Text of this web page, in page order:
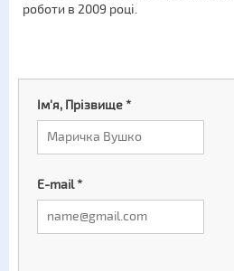
роботи в 2009 році.
Ім'я, Прізвище*
E-mail*